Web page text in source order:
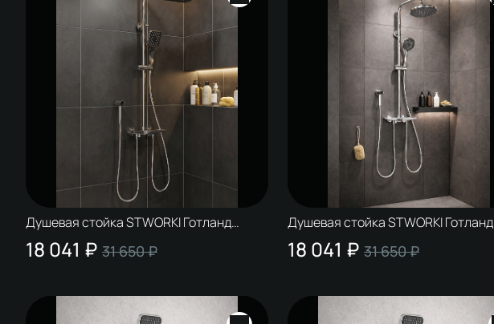
Душевая стойка STWORKI Готланд
S13185CR хром
18 041 ₽ 31 650 ₽
Душевая стойка STWORKI Готланд
S13180CR хром
18 041 ₽ 31 650 ₽